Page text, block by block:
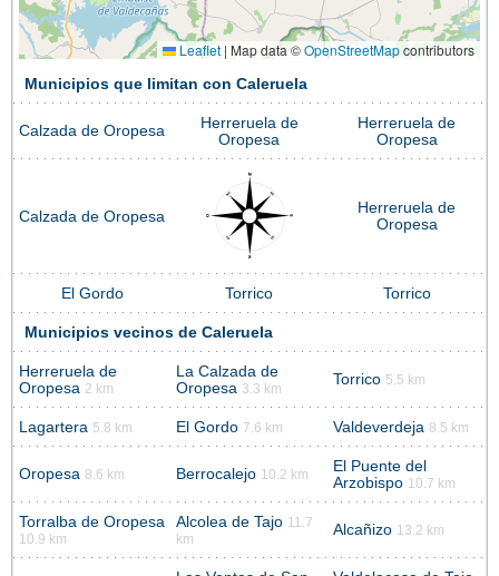
Leaflet | Map data ©OpenStreetMapcontributors
Municipios que limitan con Caleruela
Calzada de Oropesa
Herreruela de
Oropesa
Herreruela de
Oropesa
Calzada de Oropesa
Herreruela de
Oropesa
El Gordo Torrico Torrico
Municipios vecinos de Caleruela
Herreruela de
Oropesa 2 km
La Calzada de
Oropesa 3.3 km
Torrico 5.5 km
Lagartera 5.8 km El Gordo 7.6 km Valdeverdeja 8.5 km
Oropesa 8.6 km Berrocalejo 10.2 km
El Puente del
Arzobispo 10.7 km
Torralba de Oropesa
10.9 km
Alcolea de Tajo 11.7
km
Alcañizo 13.2 km